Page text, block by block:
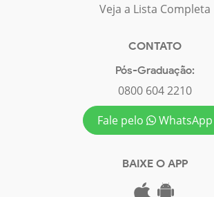
Veja a Lista Completa
CONTATO
Pós-Graduação:
0800 604 2210
Fale pelo
WhatsApp
BAIXE O APP